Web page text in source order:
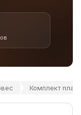
Комплект